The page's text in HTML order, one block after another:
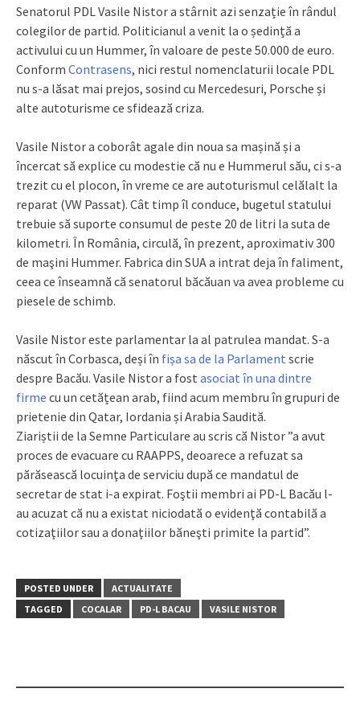
Senatorul PDL Vasile Nistor a stârnit azi senzație în rândul
colegilor de partid. Politicianul a venit la o ședință a
activului cu un Hummer, în valoare de peste 50.000 de euro.
Conform Contrasens, nici restul nomenclaturii locale PDL
nu s-a lăsat mai prejos, sosind cu Mercedesuri, Porsche și
alte autoturisme ce sfidează criza.
Vasile Nistor a coborât agale din noua sa mașină și a
încercat să explice cu modestie că nu e Hummerul său, ci s-a
trezit cu el plocon, în vreme ce are autoturismul celălalt la
reparat (VW Passat). Cât timp îl conduce, bugetul statului
trebuie să suporte consumul de peste 20 de litri la suta de
kilometri. În România, circulă, în prezent, aproximativ 300
de maşini Hummer. Fabrica din SUA a intrat deja în faliment,
ceea ce înseamnă că senatorul băcăuan va avea probleme cu
piesele de schimb.
Vasile Nistor este parlamentar la al patrulea mandat. S-a
născut în Corbasca, deși în fișa sa de la Parlament scrie
despre Bacău. Vasile Nistor a fost asociat în una dintre
firme cu un cetățean arab, fiind acum membru în grupuri de
prietenie din Qatar, Iordania și Arabia Saudită.
Ziariștii de la Semne Particulare au scris că Nistor ”a avut
proces de evacuare cu RAAPPS, deoarece a refuzat sa
părăsească locuinţa de serviciu după ce mandatul de
secretar de stat i-a expirat. Foştii membri ai PD-L Bacău l-
au acuzat că nu a existat niciodată o evidenţă contabilă a
cotizaţiilor sau a donaţiilor băneşti primite la partid”.
POSTED UNDER
ACTUALITATE
TAGGED
COCALAR PD-L BACAU VASILE NISTOR